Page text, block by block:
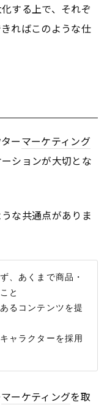
する上で、それぞ
ればこのような仕
ーマーケティング
ションが大切とな
な共通点がありま
、あくまで商品・
と
るコンテンツを提
ャラクターを採用
マーケティングを取